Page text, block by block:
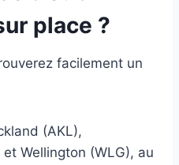
place ?
facilement un
(AKL),
Wellington (WLG), au